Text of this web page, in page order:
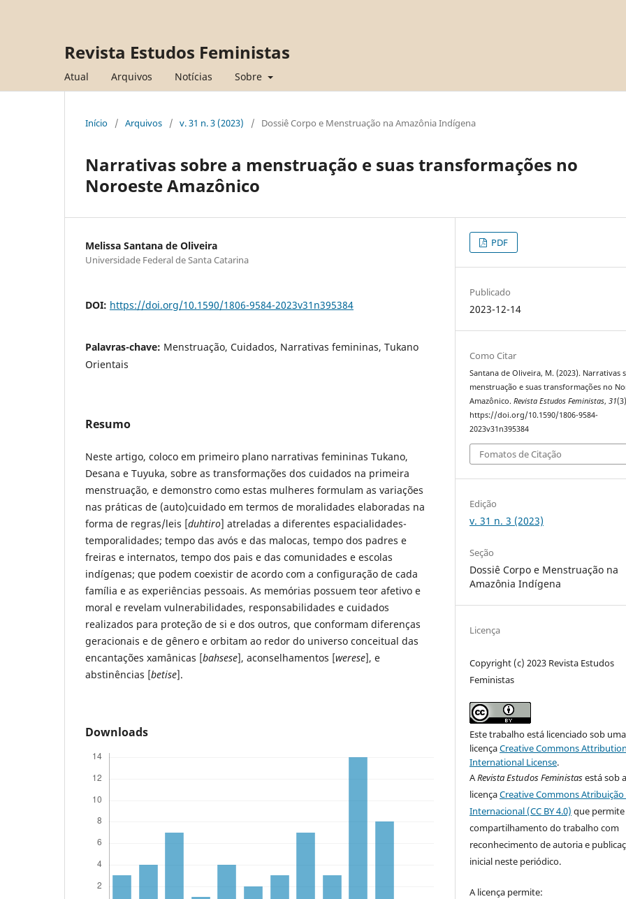
Revista Estudos Feministas
Atual Arquivos Notícias Sobre
Início / Arquivos / v. 31 n. 3 (2023) / Dossiê Corpo e Menstruação na Amazônia Indígena
Narrativas sobre a menstruação e suas transformações no
Noroeste Amazônico
Melissa Santana de Oliveira
Universidade Federal de Santa Catarina
DOI: https://doi.org/10.1590/1806-9584-2023v31n395384
Palavras-chave: Menstruação, Cuidados, Narrativas femininas, Tukano
Orientais
Resumo
Neste artigo, coloco em primeiro plano narrativas femininas Tukano,
Desana e Tuyuka, sobre as transformações dos cuidados na primeira
menstruação, e demonstro como estas mulheres formulam as variações
nas práticas de (auto)cuidado em termos de moralidades elaboradas na
forma de regras/leis [duhtiro] atreladas a diferentes espacialidades-
temporalidades; tempo das avós e das malocas, tempo dos padres e
freiras e internatos, tempo dos pais e das comunidades e escolas
indígenas; que podem coexistir de acordo com a configuração de cada
família e as experiências pessoais. As memórias possuem teor afetivo e
moral e revelam vulnerabilidades, responsabilidades e cuidados
realizados para proteção de si e dos outros, que conformam diferenças
geracionais e de gênero e orbitam ao redor do universo conceitual das
encantações xamânicas [bahsese], aconselhamentos [werese], e
abstinências [betise].
Downloads
PDF
Publicado
2023-12-14
Como Citar
Santana de Oliveira, M. (2023). Narrativas
menstruação e suas transformações no
Amazônico.Revista Estudos Feministas,31
https://doi.org/10.1590/1806-9584-
2023v31n395384
Fomatos de Citação
Edição
v. 31 n. 3 (2023)
Seção
Dossiê Corpo e Menstruação na
Amazônia Indígena
Licença
Copyright (c) 2023 Revista Estudos
Feministas
Este trabalho está licenciado sob uma
licençaCreative Commons
International License.
ARevista Estudos Feministasestá sob a
licençaCreative Commons Atribuição
Internacional (CC BY 4.0) que
compartilhamento do trabalho com
reconhecimento de autoria e
inicial neste periódico.
A licença permite: